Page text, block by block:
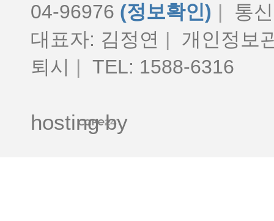
04-96976 (정보확인) |
통
대표자: 김정연 |
개인정보
퇴시
| TEL: 1588-6316
hosting by